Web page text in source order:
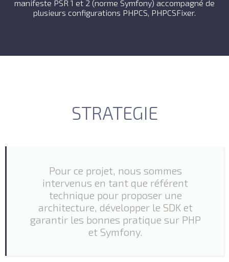
manifeste PSR 1 et 2 (norme Symfony) accompagné de
plusieurs configurations PHPCS, PHPCSFixer.
STRATEGIE
Pour ce projet, nous sommes
intervenus en tant que référent
technique pour proposer une
architecture, développer le SDK et
garantir les bonnes pratique sur PHP
et Symfony.